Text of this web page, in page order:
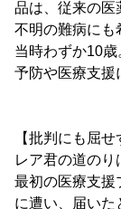
品は、従来の医
不明の難病にも
当時わずか10
予防や医療支援
【批判にも屈
レア君の道のり
最初の医療支援
に遭い、届いた